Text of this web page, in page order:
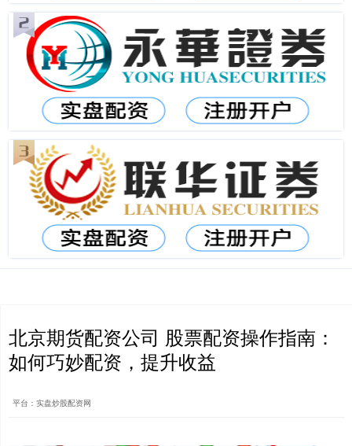
北京期货配资公司 股票配资操作指南：
如何巧妙配资，提升收益
平台：实盘炒股配资网